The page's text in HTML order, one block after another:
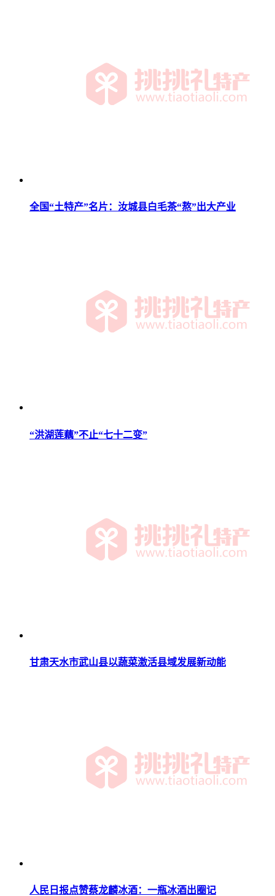
全国“土特产”名片：汝城县白毛茶“熬”出大产业
“洪湖莲藕”不止“七十二变”
甘肃天水市武山县以蔬菜激活县域发展新动能
人民日报点赞蔡龙麟冰酒：一瓶冰酒出圈记